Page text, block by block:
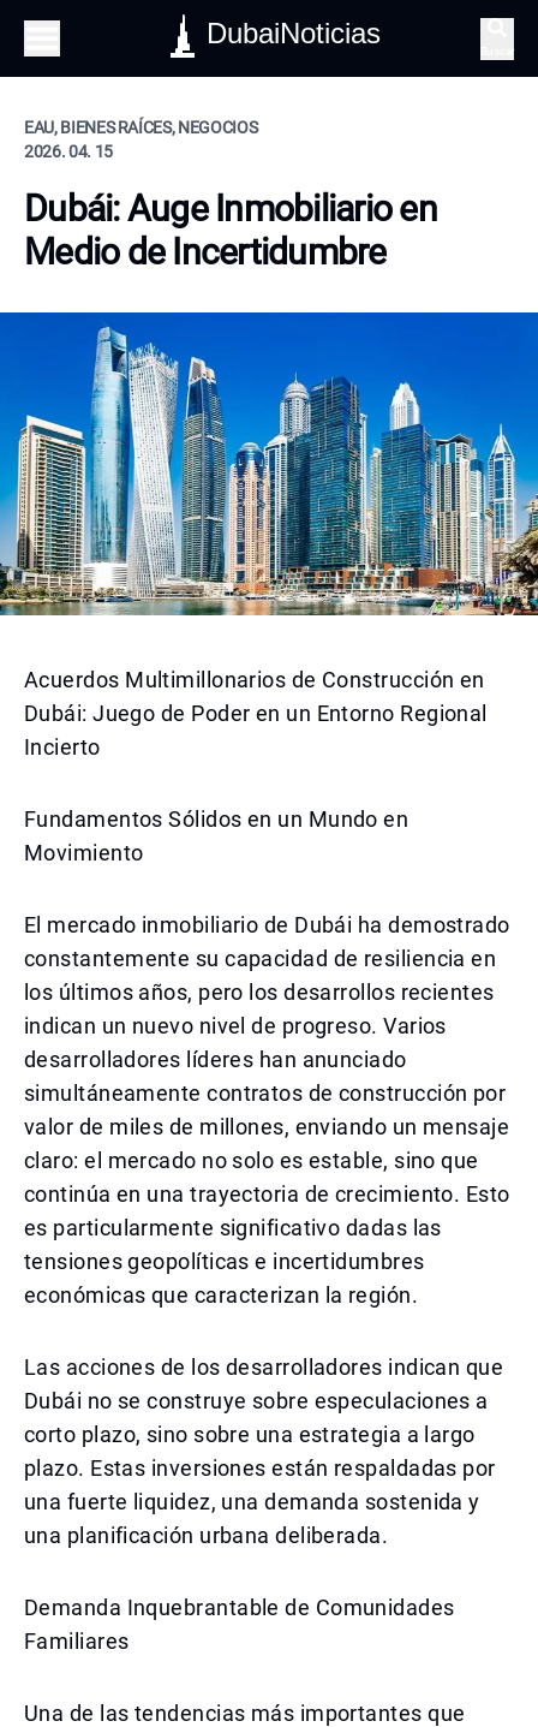
DubaiNoticias
EAU, BIENES RAÍCES, NEGOCIOS
2026. 04. 15
Dubái: Auge Inmobiliario en
Medio de Incertidumbre
Acuerdos Multimillonarios de Construcción en
Dubái: Juego de Poder en un Entorno Regional
Incierto
Fundamentos Sólidos en un Mundo en
Movimiento
El mercado inmobiliario de Dubái ha demostrado
constantemente su capacidad de resiliencia en
los últimos años, pero los desarrollos recientes
indican un nuevo nivel de progreso. Varios
desarrolladores líderes han anunciado
simultáneamente contratos de construcción por
valor de miles de millones, enviando un mensaje
claro: el mercado no solo es estable, sino que
continúa en una trayectoria de crecimiento. Esto
es particularmente significativo dadas las
tensiones geopolíticas e incertidumbres
económicas que caracterizan la región.
Las acciones de los desarrolladores indican que
Dubái no se construye sobre especulaciones a
corto plazo, sino sobre una estrategia a largo
plazo. Estas inversiones están respaldadas por
una fuerte liquidez, una demanda sostenida y
una planificación urbana deliberada.
Demanda Inquebrantable de Comunidades
Familiares
Una de las tendencias más importantes que